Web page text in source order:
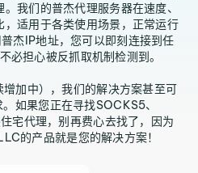
我们的普杰代理服务器在速度、
适用于各类使用场景，正常运行
杰IP地址，您可以即刻连接到任
必担心被反抓取机制检测到。
加中），我们的解决方案甚至可
如果您正在寻找SOCKS5、
宅代理，别再费心去找了，因为
的产品就是您的解决方案！